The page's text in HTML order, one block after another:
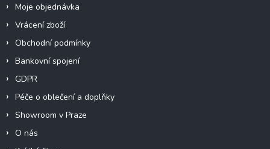
Moje objednávka
Vrácení zboží
Obchodní podmínky
Bankovní spojení
GDPR
Péče o oblečení a doplňky
Showroom v Praze
O nás